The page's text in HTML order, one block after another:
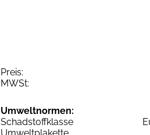
Preis:
MWSt:
Umweltnormen:
Schadstoffklasse